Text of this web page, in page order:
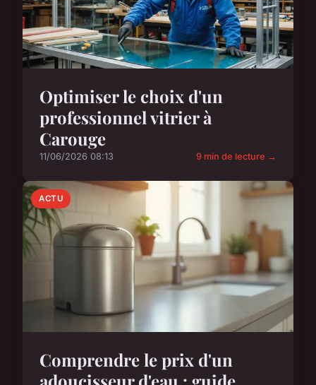
Optimiser le choix d'un
professionnel vitrier à
Carouge
11/06/2026 08:13 9 min de lecture →
ACTU
Comprendre le prix d'un